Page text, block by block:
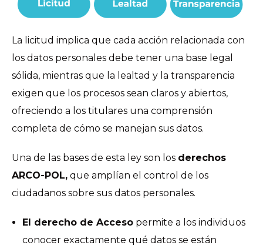
La licitud implica que cada acción relacionada con
los datos personales debe tener una base legal
sólida, mientras que la lealtad y la transparencia
exigen que los procesos sean claros y abiertos,
ofreciendo a los titulares una comprensión
completa de cómo se manejan sus datos.
Una de las bases de esta ley son los derechos
ARCO-POL, que amplían el control de los
ciudadanos sobre sus datos personales.
El derecho de Acceso permite a los individuos
conocer exactamente qué datos se están